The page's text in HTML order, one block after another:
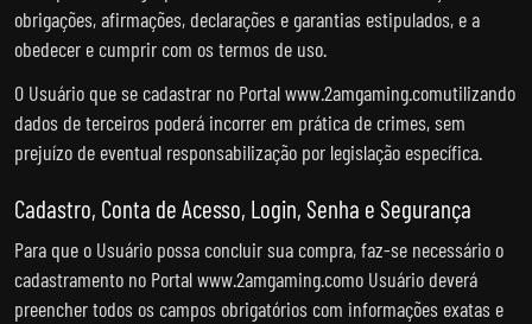
obrigações, afirmações, declarações e garantias estipulados, e a
obedecer e cumprir com os termos de uso.
O Usuário que se cadastrar no Portal www.2amgaming.comutilizando
dados de terceiros poderá incorrer em prática de crimes, sem
prejuízo de eventual responsabilização por legislação específica.
Cadastro, Conta de Acesso, Login, Senha e Segurança
Para que o Usuário possa concluir sua compra, faz-se necessário o
cadastramento no Portal www.2amgaming.como Usuário deverá
preencher todos os campos obrigatórios com informações exatas e